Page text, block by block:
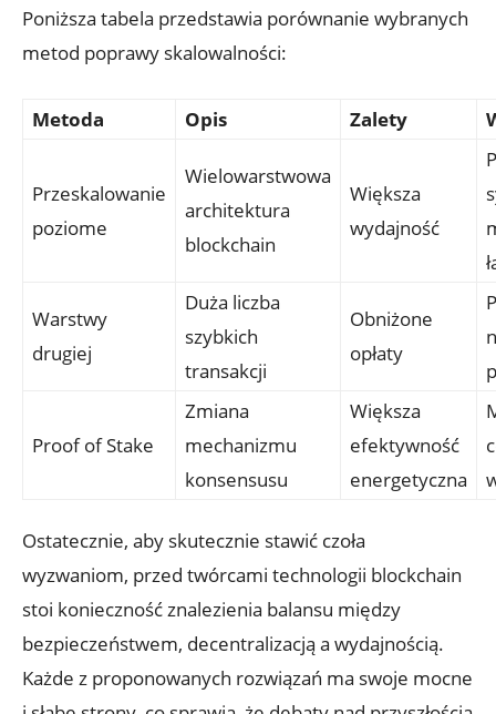
Poniższa tabela przedstawia porównanie wybranych
metod poprawy skalowalności:
Metoda Opis Zalety
Przeskalowanie
poziome
Wielowarstwowa
⁤architektura
blockchain
Większa
wydajność
Warstwy
drugiej
Duża liczba​
szybkich
transakcji
Obniżone
opłaty
Proof of Stake
Zmiana
mechanizmu
konsensusu
Większa
efektywność
energetyczna
Ostatecznie, aby skutecznie stawić czoła
wyzwaniom, przed twórcami technologii blockchain
stoi konieczność znalezienia balansu między
bezpieczeństwem, decentralizacją a wydajnością.
Każde z proponowanych rozwiązań ma swoje mocne